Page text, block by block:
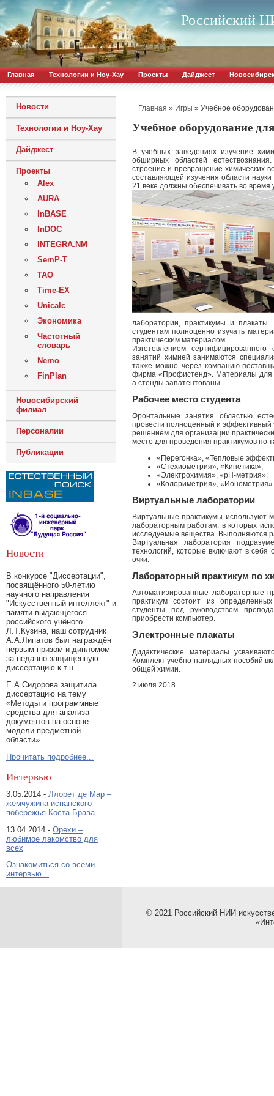
Российский
Главная Технологии и Ноу-Хау Проекты Дайджест
Новости
Технологии и Ноу-Хау
Дайджест
Проекты
Alex
AURA
InBASE
InDOC
INTEGRA.NM
SemP-T
ТАО
Time-EX
Unicalc
Экономика
Частотный
словарь
Nemo
FinPlan
Новосибирский
филиал
Персоналии
Публикации
Новости
В конкурсе "Диссертации",
посвящённого 50-летию
научного направления
"Искусственный интеллект" и
памяти выдающегося
российского учёного
Л.Т.Кузина, наш сотрудник
А.А.Липатов был награждён
первым призом и дипломом
за недавно защищенную
диссертацию к.т.н.
Е.А.Сидорова защитила
диссертацию на тему
«Методы и программные
средства для анализа
документов на основе
модели предметной
области»
Прочитать подробнее...
Интервью
3.05.2014 - Ллорет де Мар –
жемчужина испанского
побережья Коста Брава
13.04.2014 - Орехи –
любимое лакомство для
всех
Ознакомиться со всеми
интервью...
Главная » Игры » Учебное
Учебное оборудование
В учебных заведениях изучение
обширных областей
строение и превращение химических
составляющей изучения области
21 веке должны обеспечивать во время
лаборатории, практикумы и плакаты.
студентам полноценно изучать
практическим материалом.
Изготовлением
занятий химией занимаются
также можно через компанию-
фирма «Профистенд». Материалы для
а стенды запатентованы.
Рабочее место студента
Фронтальные занятия областью
провести полноценный и эффективный
решением для организации
место для проведения практикумов по
«Перегонка», «Тепловые
«Стехиометрия», «Кинетика»;
«Электрохимия», «рН-метрия»;
«Колориметрия», «Ионометрия»
Виртуальные лаборатории
Виртуальные практикумы
лабораторным работам, в которых
исследуемые вещества. Выполняются
Виртуальная лаборатория
технологий, которые включают в
очки.
Лабораторный практикум по
Автоматизированные лабораторные
практикум состоит из
студенты под руководством
приобрести компьютер.
Электронные плакаты
Дидактические материалы
Комплект учебно-наглядных пособий
общей химии.
2 июля 2018
© 2021 Российский НИИ